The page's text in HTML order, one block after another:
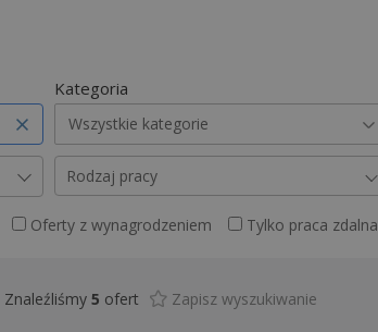
Kategoria
Wszystkie kategorie
Rodzaj pracy
Oferty z wynagrodzeniem Tylko praca zdalna
Zapisz wyszukiwanie
Znaleźliśmy 5 ofert